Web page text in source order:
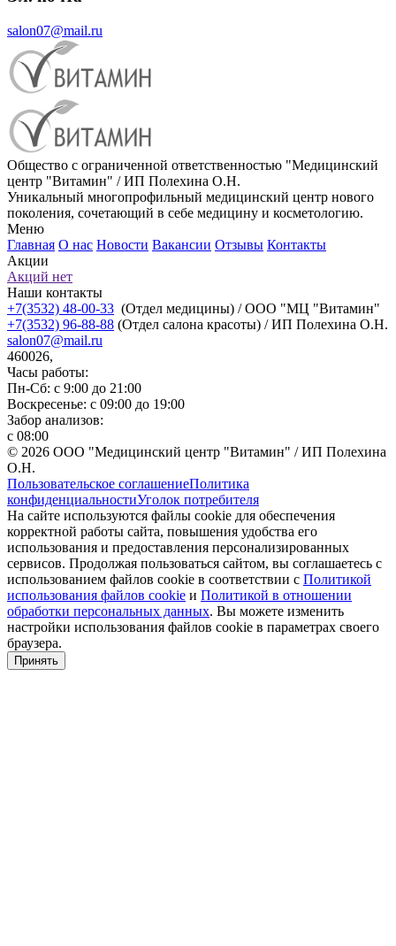
salon07@mail.ru
Общество с ограниченной ответственностью "Медицинский
центр "Витамин" / ИП Полехина О.Н.
Уникальный многопрофильный медицинский центр нового
поколения, сочетающий в себе медицину и косметологию.
Меню
Главная О нас Новости Вакансии Отзывы Контакты
Акции
Акций нет
Наши контакты
+7(3532) 48-00-33 (Отдел медицины) / ООО "МЦ "Витамин"
+7(3532) 96-88-88 (Отдел салона красоты) / ИП Полехина О.Н.
salon07@mail.ru
460026,
Часы работы:
Пн-Сб: с 9:00 до 21:00
Воскресенье: с 09:00 до 19:00
Забор анализов:
с 08:00
© 2026 ООО "Медицинский центр "Витамин" / ИП Полехина
О.Н.
Пользовательское соглашениеПолитика
конфиденциальностиУголок потребителя
На сайте используются файлы cookie для обеспечения
корректной работы сайта, повышения удобства его
использования и предоставления персонализированных
сервисов. Продолжая пользоваться сайтом, вы соглашаетесь с
использованием файлов cookie в соответствии с Политикой
использования файлов cookie и Политикой в отношении
обработки персональных данных. Вы можете изменить
настройки использования файлов cookie в параметрах своего
браузера.
Принять